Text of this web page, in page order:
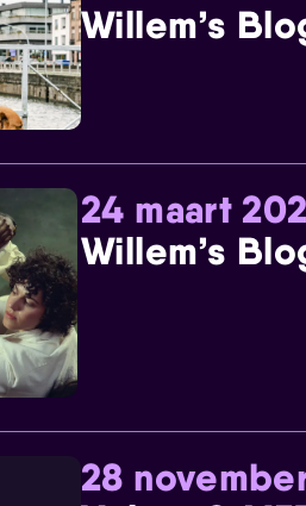
Willem’s
24 maart
Willem’s
28